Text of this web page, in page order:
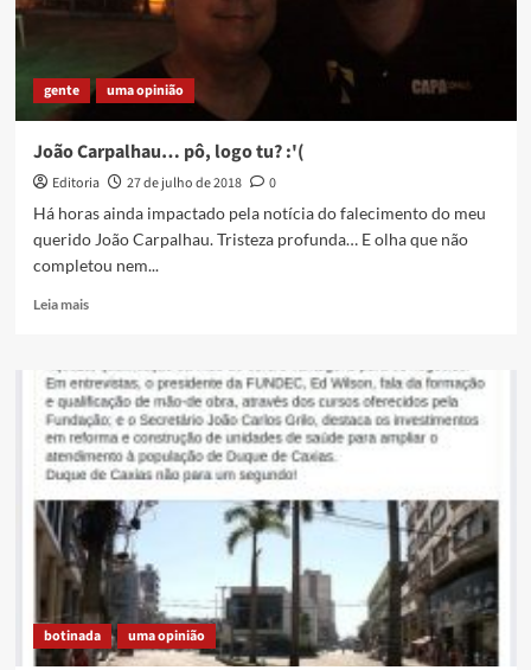
gente uma opinião
João Carpalhau… pô, logo tu? :'(
Editoria 27 de julho de 2018
0
Há horas ainda impactado pela notícia do falecimento do meu
querido João Carpalhau. Tristeza profunda… E olha que não
completou nem...
Leia maisRead
João
Carpalhau…
pô,
logo
tu?
:'(
botinada uma opinião